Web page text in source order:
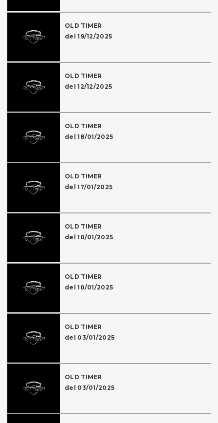
OLD TIMER
del 19/12/2025
OLD TIMER
del 12/12/2025
OLD TIMER
del 18/01/2025
OLD TIMER
del 17/01/2025
OLD TIMER
del 10/01/2025
OLD TIMER
del 10/01/2025
OLD TIMER
del 03/01/2025
OLD TIMER
del 03/01/2025